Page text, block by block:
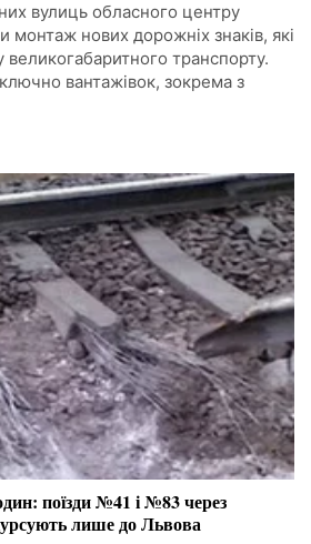
вулиць обласного центру
монтаж нових дорожніх знаків, які
транспорту.
вантажівок, зокрема з
поїзди №41 і №83 через
лише до Львова